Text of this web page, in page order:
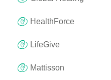
HealthForce
LifeGive
Mattisson